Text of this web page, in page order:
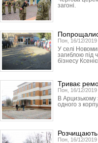
загоні.
Пон, 16/12/
У селі
загиблою під
бізнесу
Триває
Пон, 16/12/
В Арцизькому
одного з
Пон, 16/12/